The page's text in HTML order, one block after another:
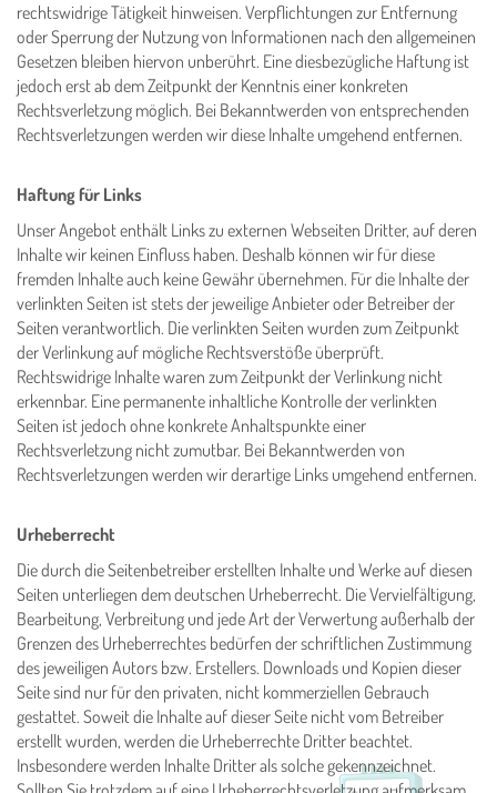
rechtswidrige Tätigkeit hinweisen. Verpflichtungen zur Entfernung
oder Sperrung der Nutzung von Informationen nach den allgemeinen
Gesetzen bleiben hiervon unberührt. Eine diesbezügliche Haftung ist
jedoch erst ab dem Zeitpunkt der Kenntnis einer konkreten
Rechtsverletzung möglich. Bei Bekanntwerden von entsprechenden
Rechtsverletzungen werden wir diese Inhalte umgehend entfernen.
Haftung für Links
Unser Angebot enthält Links zu externen Webseiten Dritter, auf deren
Inhalte wir keinen Einfluss haben. Deshalb können wir für diese
fremden Inhalte auch keine Gewähr übernehmen. Für die Inhalte der
verlinkten Seiten ist stets der jeweilige Anbieter oder Betreiber der
Seiten verantwortlich. Die verlinkten Seiten wurden zum Zeitpunkt
der Verlinkung auf mögliche Rechtsverstöße überprüft.
Rechtswidrige Inhalte waren zum Zeitpunkt der Verlinkung nicht
erkennbar. Eine permanente inhaltliche Kontrolle der verlinkten
Seiten ist jedoch ohne konkrete Anhaltspunkte einer
Rechtsverletzung nicht zumutbar. Bei Bekanntwerden von
Rechtsverletzungen werden wir derartige Links umgehend entfernen.
Urheberrecht
Die durch die Seitenbetreiber erstellten Inhalte und Werke auf diesen
Seiten unterliegen dem deutschen Urheberrecht. Die Vervielfältigung,
Bearbeitung, Verbreitung und jede Art der Verwertung außerhalb der
Grenzen des Urheberrechtes bedürfen der schriftlichen Zustimmung
des jeweiligen Autors bzw. Erstellers. Downloads und Kopien dieser
Seite sind nur für den privaten, nicht kommerziellen Gebrauch
gestattet. Soweit die Inhalte auf dieser Seite nicht vom Betreiber
erstellt wurden, werden die Urheberrechte Dritter beachtet.
Insbesondere werden Inhalte Dritter als solche gekennzeichnet.